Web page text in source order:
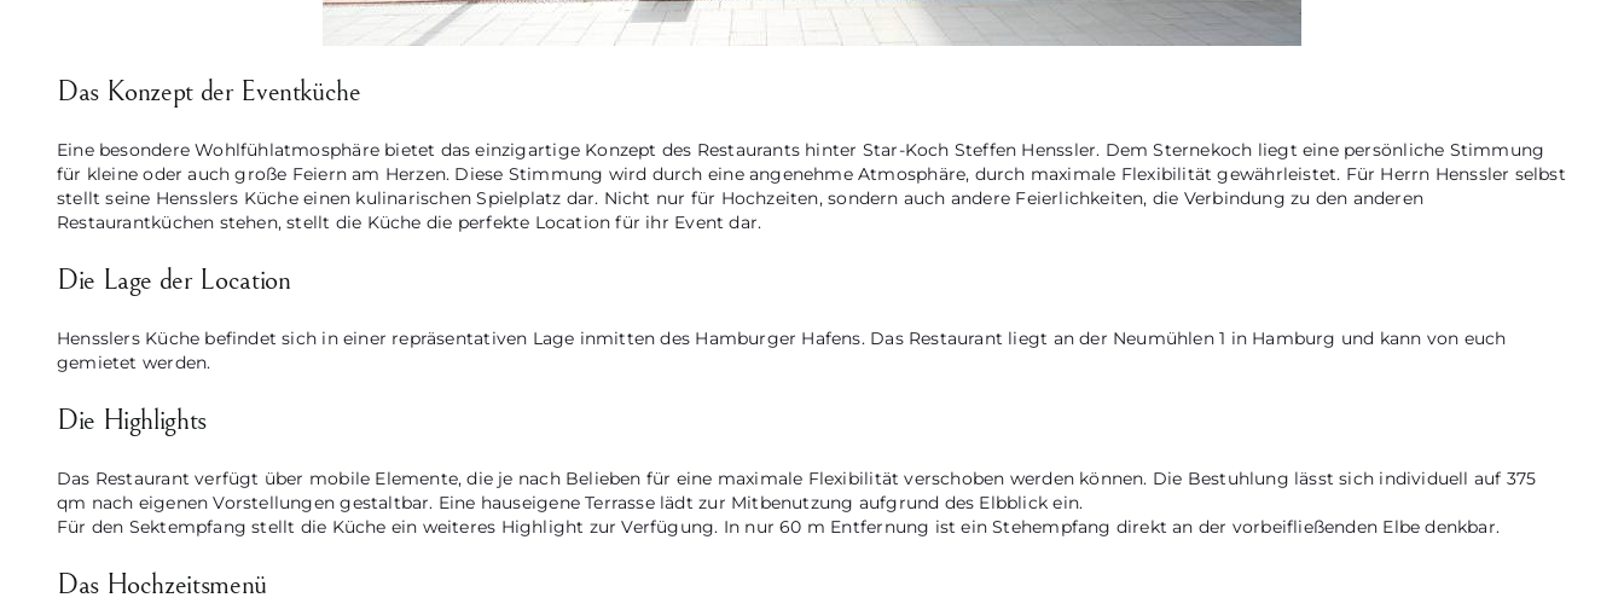
Das Konzept der Eventküche
Eine besondere Wohlfühlatmosphäre bietet das einzigartige Konzept des Restaurants hinter Star-Koch Steffen Henssler. Dem Sternekoch liegt eine persönliche Stimmung
für kleine oder auch große Feiern am Herzen. Diese Stimmung wird durch eine angenehme Atmosphäre, durch maximale Flexibilität gewährleistet. Für Herrn Henssler selbst
stellt seine Hensslers Küche einen kulinarischen Spielplatz dar. Nicht nur für Hochzeiten, sondern auch andere Feierlichkeiten, die Verbindung zu den anderen
Restaurantküchen stehen, stellt die Küche die perfekte Location für ihr Event dar.
Die Lage der Location
Hensslers Küche befindet sich in einer repräsentativen Lage inmitten des Hamburger Hafens. Das Restaurant liegt an der Neumühlen 1 in Hamburg und kann von euch
gemietet werden.
Die Highlights
Das Restaurant verfügt über mobile Elemente, die je nach Belieben für eine maximale Flexibilität verschoben werden können. Die Bestuhlung lässt sich individuell auf 375
qm nach eigenen Vorstellungen gestaltbar. Eine hauseigene Terrasse lädt zur Mitbenutzung aufgrund des Elbblick ein.
Für den Sektempfang stellt die Küche ein weiteres Highlight zur Verfügung. In nur 60 m Entfernung ist ein Stehempfang direkt an der vorbeifließenden Elbe denkbar.
Das Hochzeitsmenü